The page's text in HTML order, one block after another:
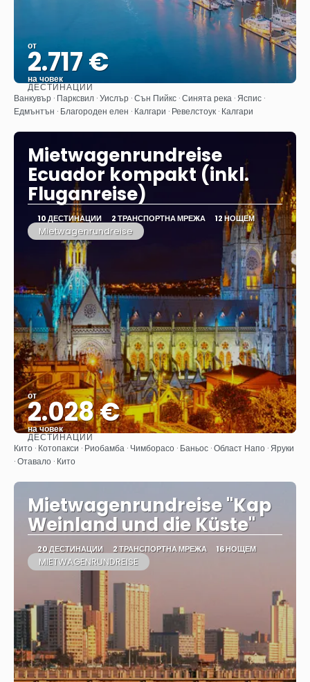
от
2.717 €
на човек
Вижте
ДЕСТИНАЦИИ
Ванкувър · Парксвил · Уислър · Сън Пийкс · Синята река · Яспис ·
Едмънтън · Благороден елен · Калгари · Ревелстоук · Калгари
Mietwagenrundreise
Ecuador kompakt (inkl.
Fluganreise)
10 ДЕСТИНАЦИИ 2 ТРАНСПОРТНА МРЕЖА 12 НОЩЕМ
Mietwagenrundreise
от
2.028 €
на човек
Вижте
ДЕСТИНАЦИИ
Кито · Котопакси · Риобамба · Чимборасо · Баньос · Област Напо · Яруки
· Отавало · Кито
Mietwagenrundreise "Kap
Weinland und die Küste"
20 ДЕСТИНАЦИИ 2 ТРАНСПОРТНА МРЕЖА 16 НОЩЕМ
MIETWAGENRUNDREISE